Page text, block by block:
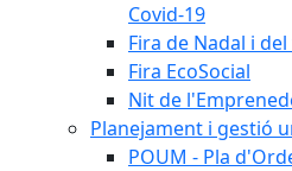
Covid-19
Fira de Nadal i
Fira EcoSocial
Nit de
Planejament i gestió
POUM - Pla